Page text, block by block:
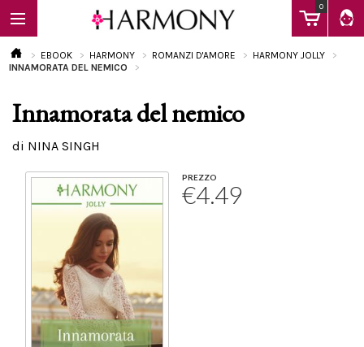
0
EBOOK
EBOOK HARMONY ROMANZI D'AMORE
HARMONY JOLLY
INNAMORATA DEL NEMICO
Innamorata del nemico
di NINA SINGH
PREZZO
€4.49